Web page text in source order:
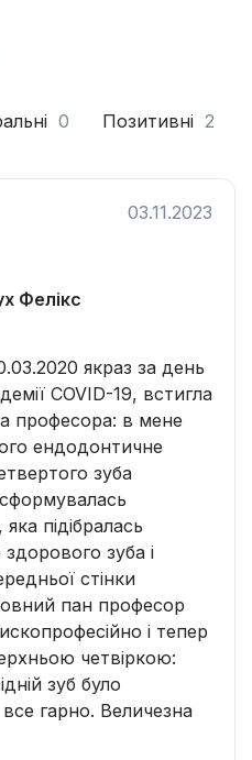
0 Позитивні 2
03.11.2023
Фелікс
якраз за день
COVID-19, встигла
професора: в мене
ендодонтичне
зуба
підібралась
зуба і
стінки
пан професор
і тепер
четвіркою:
зуб було
гарно. Величезна